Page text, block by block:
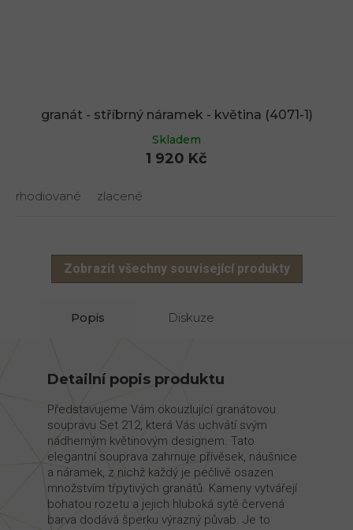
granát - stříbrný náramek - květina (4071-1)
Skladem
1 920 Kč
rhodiované zlacené
Zobrazit všechny související produkty
Popis Diskuze
Detailní popis produktu
Představujeme Vám okouzlující granátovou
soupravu Set 212, která Vás uchvátí svým
nádherným květinovým designem. Tato
elegantní souprava zahrnuje přívěsek, náušnice
a náramek, z nichž každý je pečlivě osazen
množstvím třpytivých granátů. Kameny vytvářejí
bohatou rozetu a jejich hluboká sytě červená
barva dodává šperku výrazný půvab. Je to